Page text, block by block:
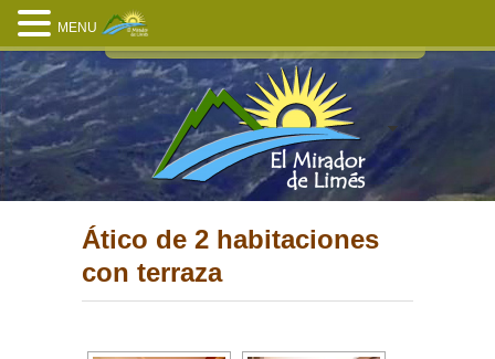
Ático de 2 habitaciones
con terraza
MENU